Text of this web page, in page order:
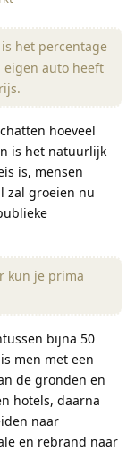
het percentage
auto heeft
hoeveel
is het natuurlijk
is, mensen
zal groeien nu
kun je prima
bijna 50
men met een
de gronden en
hotels, daarna
naar
en rebrand naar